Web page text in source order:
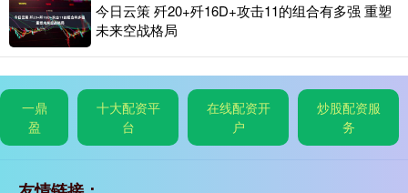
今日云策 歼20+歼16D+攻击11的组合有多强 重塑
未来空战格局
一鼎
盈
十大配资平
台
在线配资开
户
炒股配资服
务